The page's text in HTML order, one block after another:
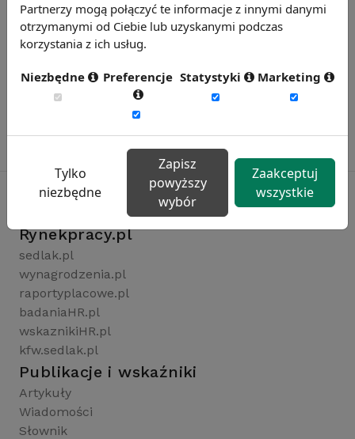
Rynekpracy.pl
sedlak.pl
wynagrodzenia.pl
raportyplacowe.pl
badaniaHR.pl
wskaznikiHR.pl
kfw.sedlak.pl
Publikacje i wskaźniki
Artykuły
Wiadomości
Słownik
Partnerzy mogą połączyć te informacje z innymi danymi
otrzymanymi od Ciebie lub uzyskanymi podczas
korzystania z ich usług.
Niezbędne Preferencje Statystyki Marketing
Tylko
niezbędne
Zapisz
powyższy
wybór
Zaakceptuj
wszystkie